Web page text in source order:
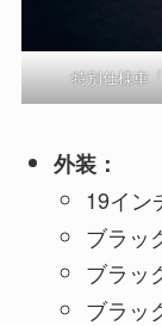
特別仕様車
外装：
19イン
ブラッ
ブラッ
ブラッ